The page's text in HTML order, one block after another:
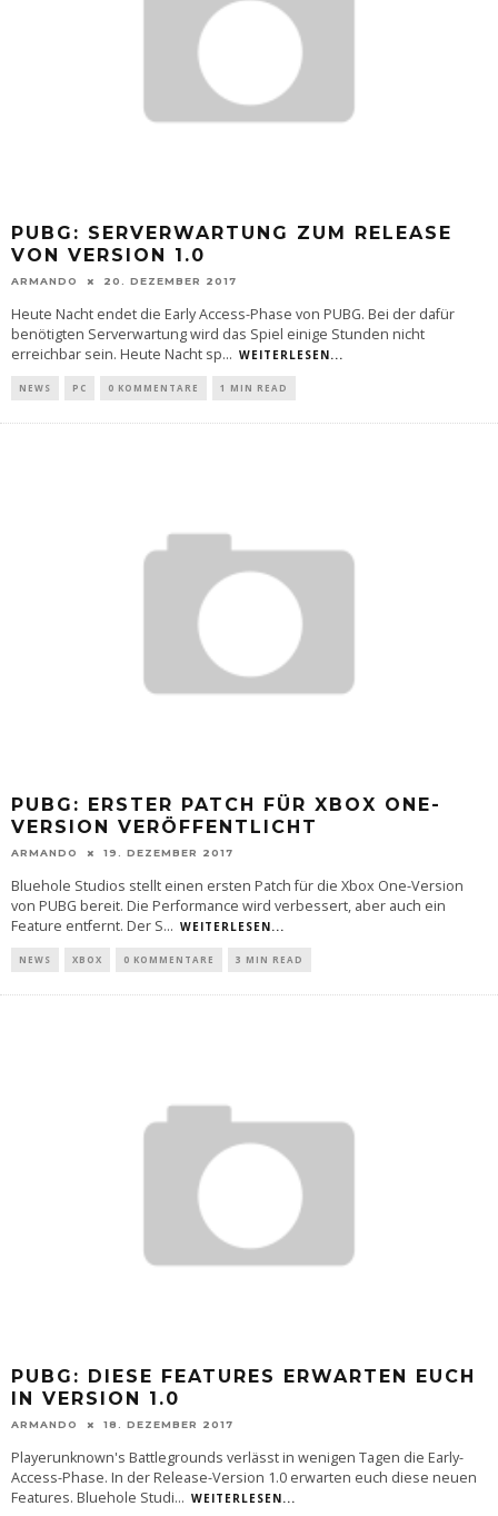
PUBG: SERVERWARTUNG ZUM RELEASE
VON VERSION 1.0
ARMANDO 20. DEZEMBER 2017
Heute Nacht endet die Early Access-Phase von PUBG. Bei der dafür
benötigten Serverwartung wird das Spiel einige Stunden nicht
erreichbar sein. Heute Nacht sp... WEITERLESEN...
NEWS PC 0 KOMMENTARE 1 MIN READ
PUBG: ERSTER PATCH FÜR XBOX ONE-
VERSION VERÖFFENTLICHT
ARMANDO 19. DEZEMBER 2017
Bluehole Studios stellt einen ersten Patch für die Xbox One-Version
von PUBG bereit. Die Performance wird verbessert, aber auch ein
Feature entfernt. Der S... WEITERLESEN...
NEWS XBOX 0 KOMMENTARE 3 MIN READ
PUBG: DIESE FEATURES ERWARTEN EUCH
IN VERSION 1.0
ARMANDO 18. DEZEMBER 2017
Playerunknown's Battlegrounds verlässt in wenigen Tagen die Early-
Access-Phase. In der Release-Version 1.0 erwarten euch diese neuen
Features. Bluehole Studi... WEITERLESEN...